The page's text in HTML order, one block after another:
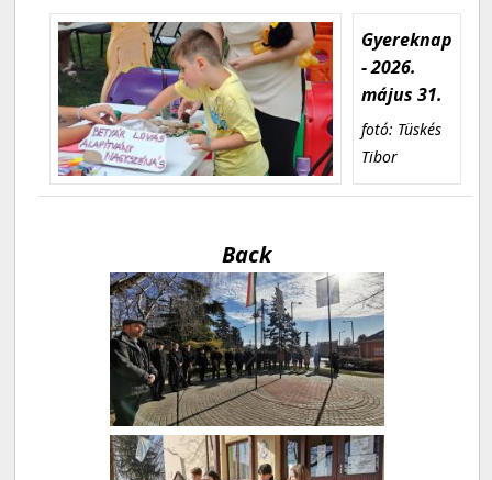
Gyereknap
- 2026.
május 31.
fotó: Tüskés
Tibor
Back